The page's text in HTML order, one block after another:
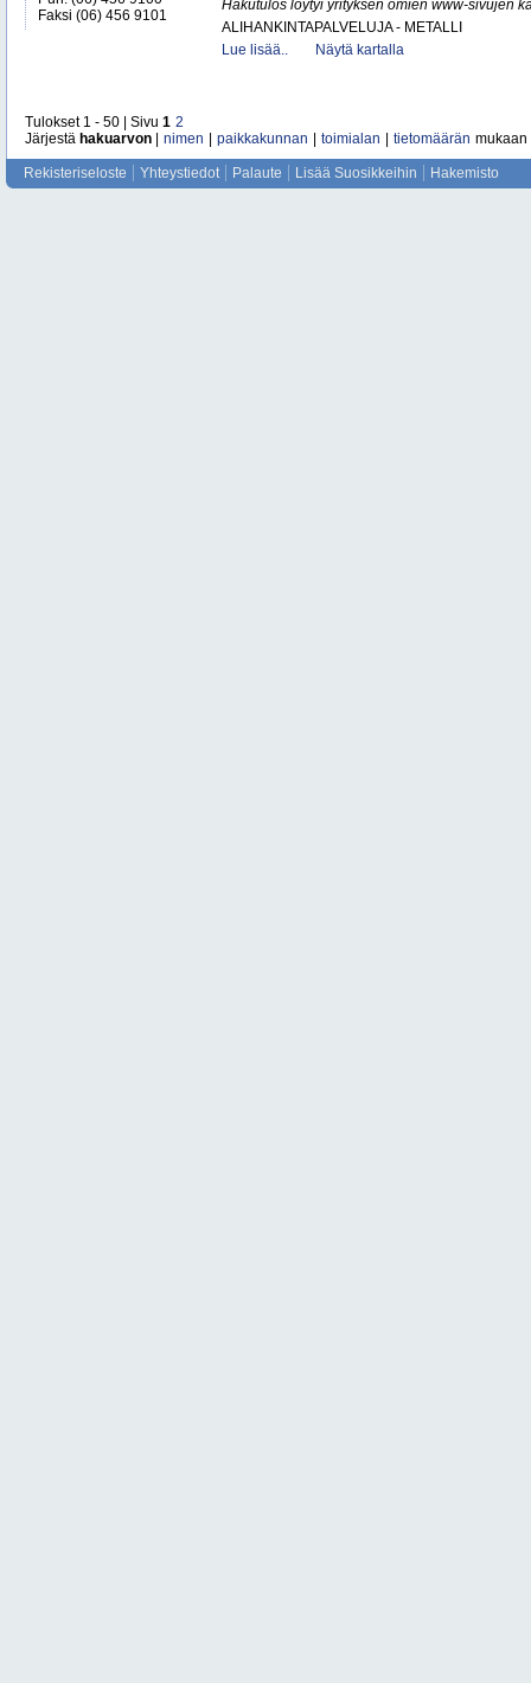
Faksi (06) 456 9101
Hakutulos löytyi yrityksen omien www-sivujen
ALIHANKINTAPALVELUJA - METALLI
Lue lisää..
Näytä kartalla
Tulokset 1 - 50 | Sivu 1 2
Järjestä hakuarvon nimen paikkakunnan toimialan tietomäärän mukaan
Rekisteriseloste Yhteystiedot Palaute Lisää Suosikkeihin Hakemisto